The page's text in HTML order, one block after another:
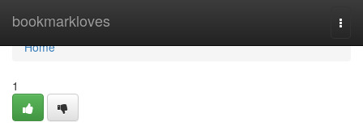
bookmarkloves
Home
Home
1